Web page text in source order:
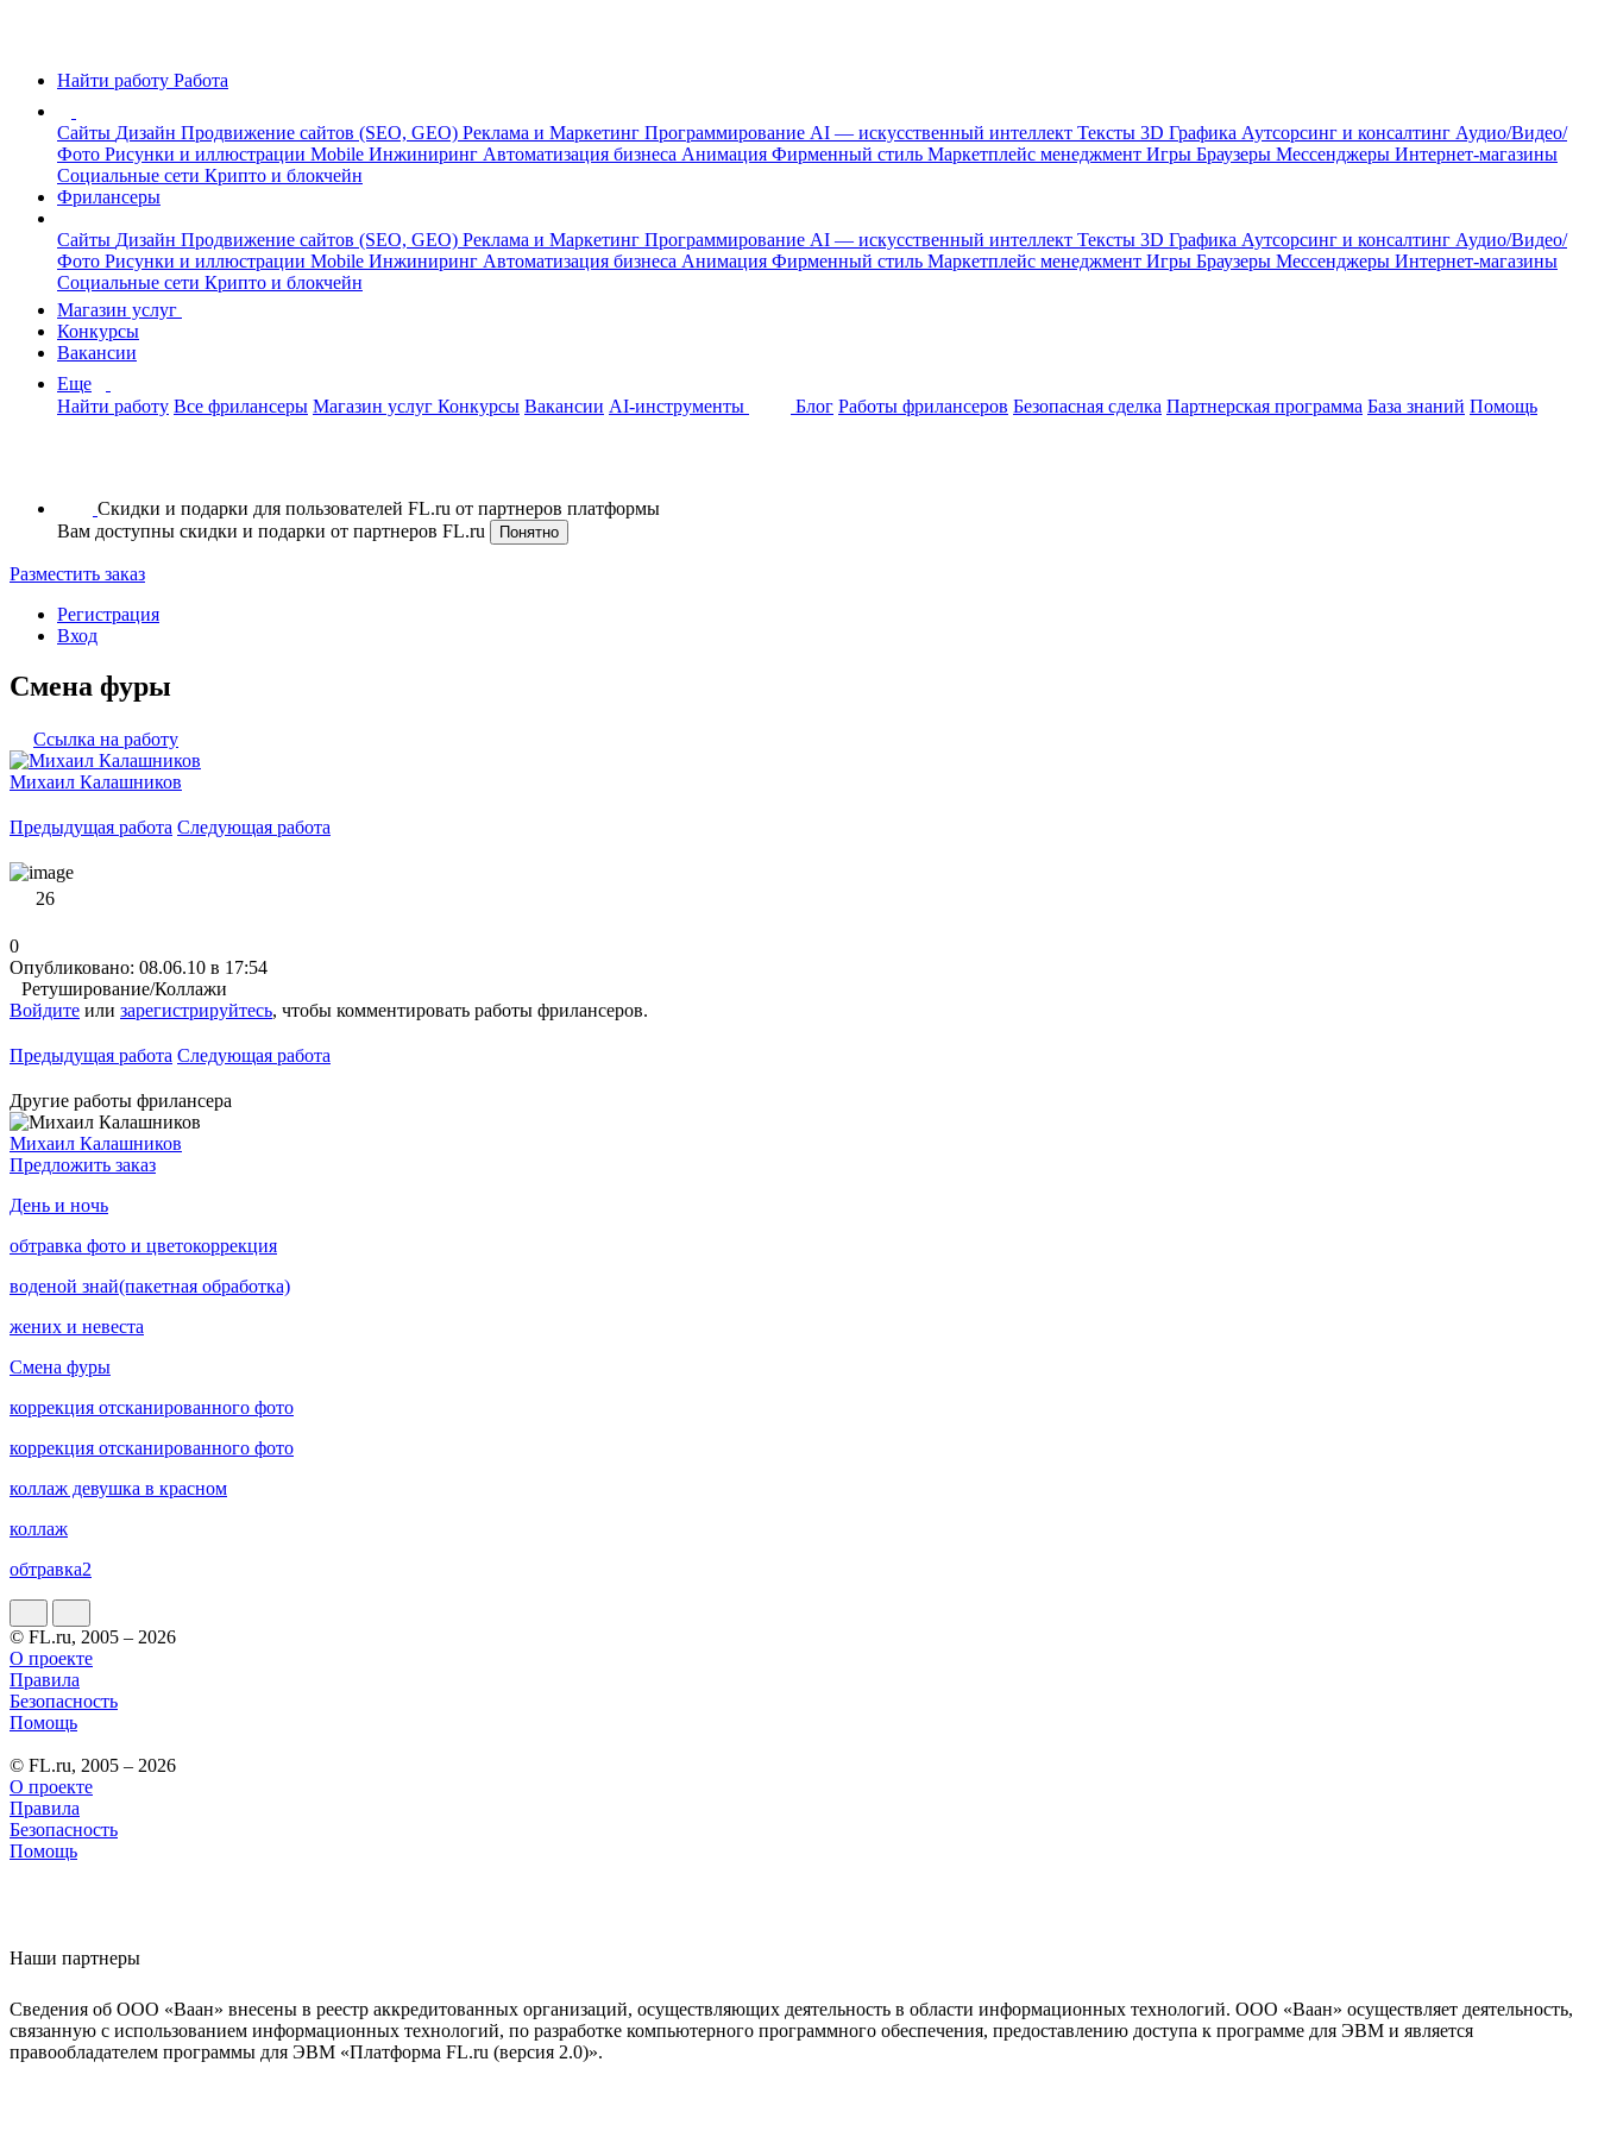
Найти работу Работа
Сайты Дизайн Продвижение сайтов (SEO, GEO) Реклама и Маркетинг Программирование AI — искусственный интеллект Тексты 3D Графика Аутсорсинг и консалтинг Аудио/Видео/
Фото Рисунки и иллюстрации Mobile Инжиниринг Автоматизация бизнеса Анимация Фирменный стиль Маркетплейс менеджмент Игры Браузеры Мессенджеры Интернет-магазины
Социальные сети Крипто и блокчейн
Фрилансеры
Сайты Дизайн Продвижение сайтов (SEO, GEO) Реклама и Маркетинг Программирование AI — искусственный интеллект Тексты 3D Графика Аутсорсинг и консалтинг Аудио/Видео/
Фото Рисунки и иллюстрации Mobile Инжиниринг Автоматизация бизнеса Анимация Фирменный стиль Маркетплейс менеджмент Игры Браузеры Мессенджеры Интернет-магазины
Социальные сети Крипто и блокчейн
Магазин услуг
Конкурсы
Вакансии
Еще
Найти работу Все фрилансеры Магазин услуг Конкурсы Вакансии AI-инструменты Блог Работы фрилансеров Безопасная сделка Партнерская программа База знаний Помощь
Скидки и подарки для пользователей FL.ru от партнеров платформы
Вам доступны скидки и подарки от партнеров FL.ru
Понятно
Разместить заказ
Регистрация
Вход
Смена фуры
Ссылка на работу
Михаил Калашников
Предыдущая работа Следующая работа
26
0
Опубликовано: 08.06.10 в 17:54
Ретуширование/Коллажи
Войдите или зарегистрируйтесь, чтобы комментировать работы фрилансеров.
Предыдущая работа Следующая работа
Другие работы фрилансера
Михаил Калашников
Предложить заказ
День и ночь
обтравка фото и цветокоррекция
воденой знай(пакетная обработка)
жених и невеста
Смена фуры
коррекция отсканированного фото
коррекция отсканированного фото
коллаж девушка в красном
коллаж
обтравка2
© FL.ru, 2005 – 2026
О проекте
Правила
Безопасность
Помощь
© FL.ru, 2005 – 2026
О проекте
Правила
Безопасность
Помощь
Наши партнеры
Сведения об ООО «Ваан» внесены в реестр аккредитованных организаций, осуществляющих деятельность в области информационных технологий. ООО «Ваан» осуществляет деятельность,
связанную с использованием информационных технологий, по разработке компьютерного программного обеспечения, предоставлению доступа к программе для ЭВМ и является
правообладателем программы для ЭВМ «Платформа FL.ru (версия 2.0)».